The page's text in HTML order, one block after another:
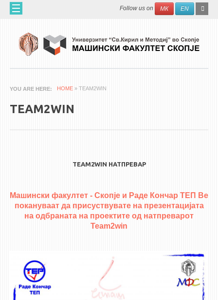
Skip to main content Search
Follow us on МК EN
ЗА НАС
60 ГОДИНИ МФ
НАУЧНА ДЕЈНОСТ
QIM-SEE
3DFindIT
ENERGET
AIR QUALITY MODELLING
YOU ARE HERE HOME » TEAM2WIN
TEAM2WIN
TEAM2WIN НАТПРЕВАР
Машински факултет - Скопје и Раде Кончар ТЕП Ве
покануваат да присуствувате на презентацијата
на одбраната на проектите од натпреварот
Team2win